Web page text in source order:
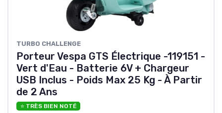
TURBO CHALLENGE
Porteur Vespa GTS Électrique -119151 -
Vert d'Eau - Batterie 6V + Chargeur
USB Inclus - Poids Max 25 Kg - À Partir
de 2 Ans
⭐ TRÈS BIEN NOTÉ